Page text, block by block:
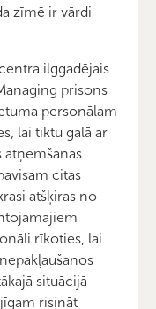
zīmē ir vārdi
ilggadējais
prisons
personālam
lai tiktu galā ar
atņemšanas
citas
atšķiras no
rīkoties, lai
situācijā
risināt